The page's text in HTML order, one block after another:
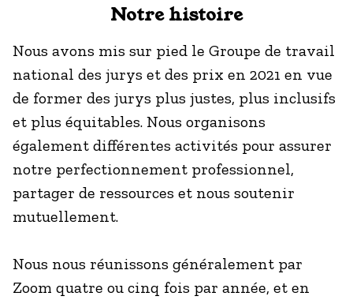
Notre histoire
Nous avons mis sur pied le Groupe de travail
national des jurys et des prix en 2021 en vue
de former des jurys plus justes, plus inclusifs
et plus équitables. Nous organisons
également différentes activités pour assurer
notre perfectionnement professionnel,
partager de ressources et nous soutenir
mutuellement.
Nous nous réunissons généralement par
Zoom quatre ou cinq fois par année, et en